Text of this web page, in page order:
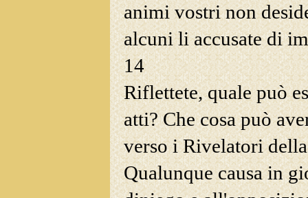
animi vostri non
alcuni li accusate di
14
Riflettete, quale può
atti? Che cosa può
verso i Rivelatori
Qualunque causa in